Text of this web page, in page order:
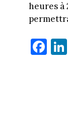
heures à
Fa
ce